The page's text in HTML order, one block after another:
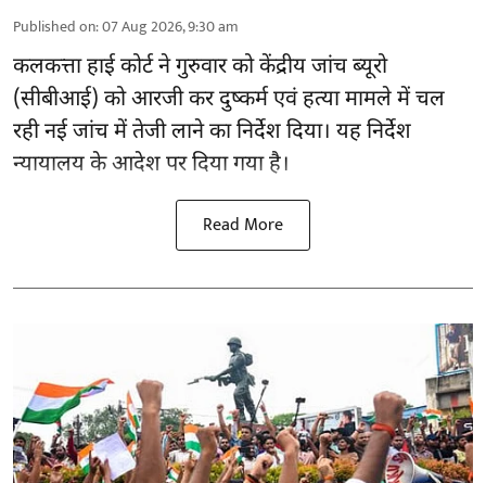
Published on:07 Aug 2026, 9:30 am
कलकत्ता हाई कोर्ट ने गुरुवार को केंद्रीय जांच ब्यूरो
(सीबीआई) कोआरजी कर दुष्कर्म एवं हत्या मामलेमें चल
रही नई जांच में तेजी लाने का निर्देश दिया। यह निर्देश
न्यायालय के आदेश पर दिया गया है।
Read More